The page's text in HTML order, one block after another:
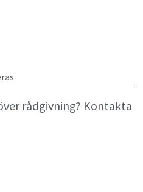
rådgivning? Kontakta